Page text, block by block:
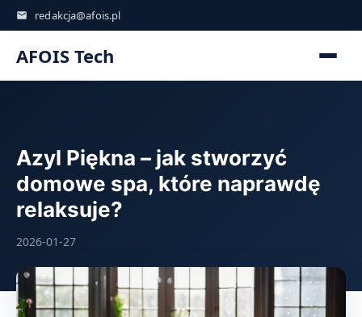
redakcja@afois.pl
AFOIS Tech
Azyl Piękna – jak stworzyć
domowe spa, które naprawdę
relaksuje?
2026-01-27